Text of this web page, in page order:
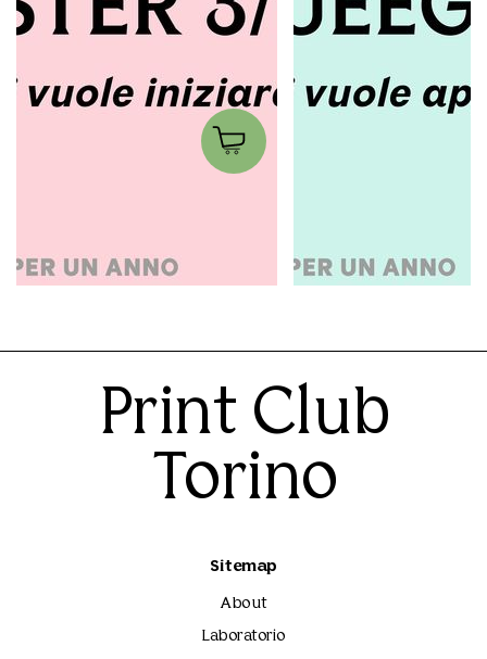
150.00€
150.00€
Print Club
Torino
Sitemap
About
Laboratorio